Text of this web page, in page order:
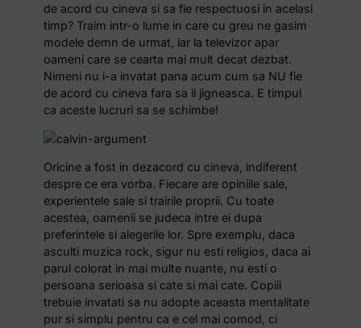
de acord cu cineva si sa fie respectuosi in acelasi
timp? Traim intr-o lume in care cu greu ne gasim
modele demn de urmat, iar la televizor apar
oameni care se cearta mai mult decat dezbat.
Nimeni nu i-a invatat pana acum cum sa NU fie
de acord cu cineva fara sa il jigneasca. E timpul
ca aceste lucruri sa se schimbe!
Oricine a fost in dezacord cu cineva, indiferent
despre ce era vorba. Fiecare are opiniile sale,
experientele sale si trairile proprii. Cu toate
acestea, oamenii se judeca intre ei dupa
preferintele si alegerile lor. Spre exemplu, daca
asculti muzica rock, sigur nu esti religios, daca ai
parul colorat in mai multe nuante, nu esti o
persoana serioasa si cate si mai cate. Copiii
trebuie invatati sa nu adopte aceasta mentalitate
pur si simplu pentru ca e cel mai comod, ci